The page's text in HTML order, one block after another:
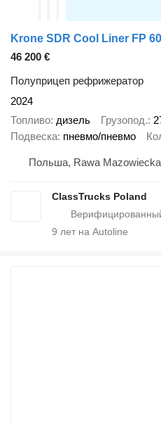
Krone SDR Cool Liner FP
46 200 €
Полуприцеп рефрижератор
2024
Топливо дизель Грузопод.
Подвеска пневмо/пневмо
Польша, Rawa Mazowiecka
ClassTrucks Poland
9 лет на Autoline